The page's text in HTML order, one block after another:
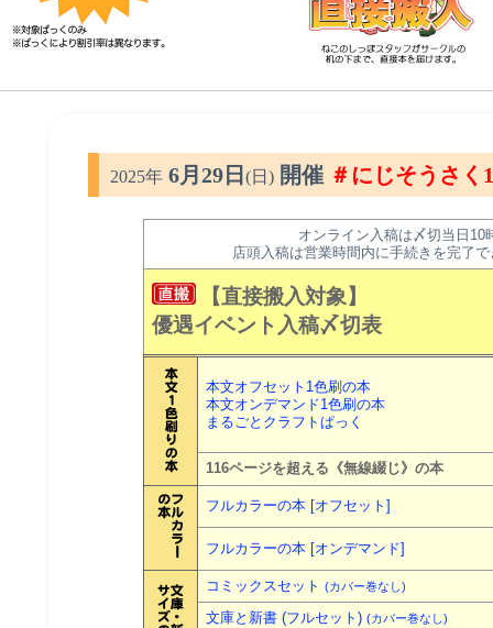
2025年 6月29日 (日) 開催 ＃にじそうさく
オンライン入稿は〆切当日
店頭入稿は営業時間内に手続きを完了
【直接搬入対象】
優遇イベント入稿〆切表
本文オフセット1色刷の本
本文オンデマンド1色刷の本
まるごとクラフトぱっく
116ページを超える《無線綴じ》の本
フルカラーの本 [オフセット]
フルカラーの本 [オンデマンド]
コミックスセット (カバー巻なし)
文庫と新書 (フルセット) (カバー巻なし)